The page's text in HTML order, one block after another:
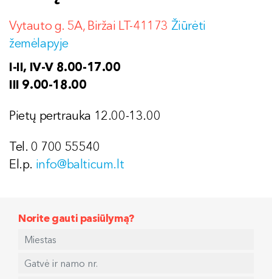
Vytauto g. 5A, Biržai LT-41173 Žiūrėti
žemėlapyje
I-II, IV-V 8.00-17.00
III 9.00-18.00
Pietų pertrauka 12.00-13.00
Tel. 0 700 55540
El.p. info@balticum.lt
Norite gauti pasiūlymą?